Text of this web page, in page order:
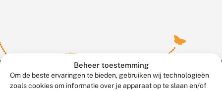
Beheer toestemming
Om de beste ervaringen te bieden, gebruiken wij technologieën
zoals cookies om informatie over je apparaat op te slaan en/of